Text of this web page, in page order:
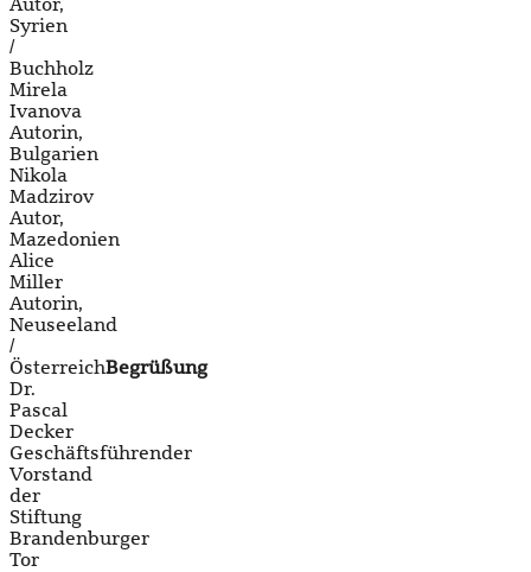
Autor,
Syrien
/
Buchholz
Mirela
Ivanova
Autorin,
Bulgarien
Nikola
Madzirov
Autor,
Mazedonien
Alice
Miller
Autorin,
Neuseeland
/
ÖsterreichBegrüßung
Dr.
Pascal
Decker
Geschäftsführender
Vorstand
der
Stiftung
Brandenburger
Tor